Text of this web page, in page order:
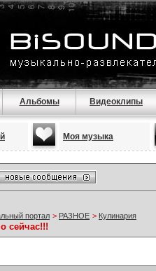
Альбомы Видеоклипы
Моя музыка
портал > РАЗНОЕ > Кулинария
сейчас!!!